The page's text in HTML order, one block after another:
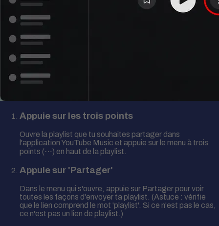
Appuie sur les trois points
Ouvre la playlist que tu souhaites partager dans
l'application YouTube Music et appuie sur le menu à trois
points (⋯) en haut de la playlist.
Appuie sur 'Partager'
Dans le menu qui s'ouvre, appuie sur Partager pour voir
toutes les façons d'envoyer ta playlist. (Astuce : vérifie
que le lien comprend le mot 'playlist'. Si ce n'est pas le cas,
ce n'est pas un lien de playlist.)